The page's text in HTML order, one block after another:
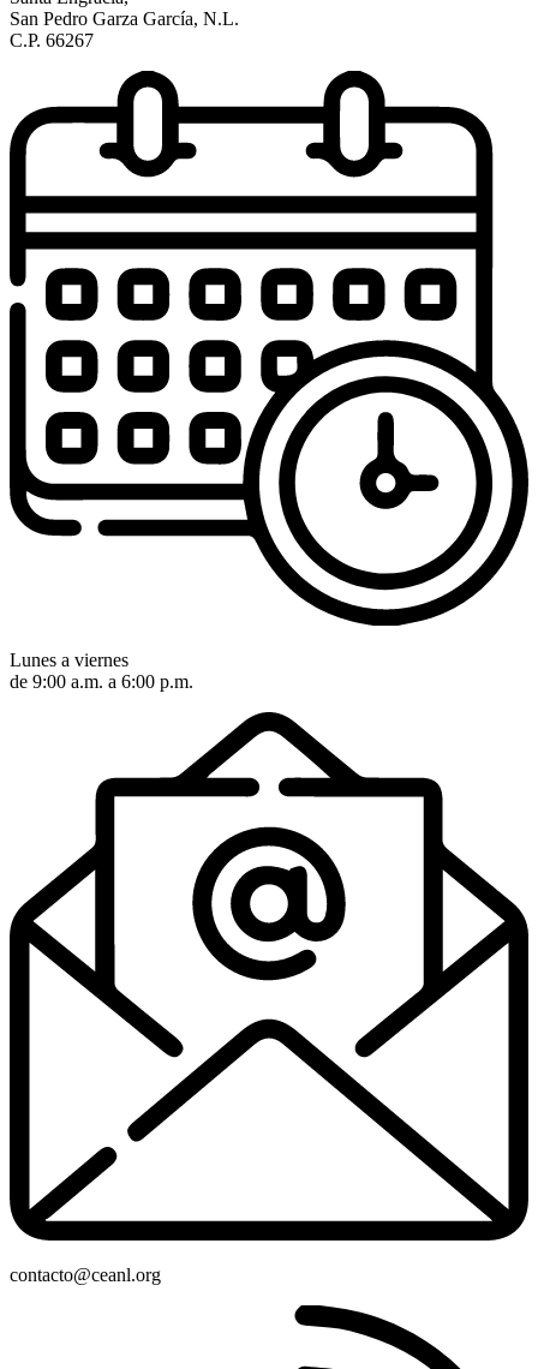
San Pedro Garza García, N.L.
C.P. 66267
Lunes a viernes
de 9:00 a.m. a 6:00 p.m.
contacto@ceanl.org